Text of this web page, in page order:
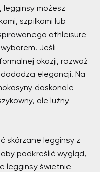
legginsy możesz
szpilkami lub
athleisure
Jeśli
okazji, rozważ
elegancji. Na
doskonale
ale luźny
skórzane legginsy z
podkreślić wygląd,
legginsy świetnie